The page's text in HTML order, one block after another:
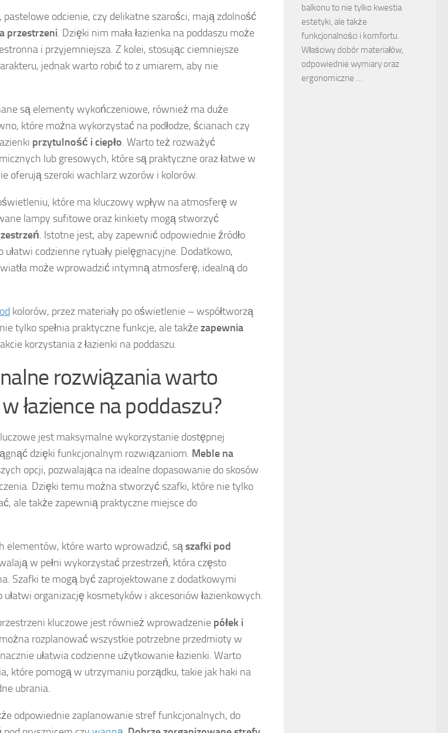
pastelowe odcienie, czy delikatne szarości, mają zdolność
przestrzeni. Dzięki nim mała łazienka na poddaszu może
i przyjemniejsza. Z kolei, stosując ciemniejsze
jednak warto robić to z umiarem, aby nie
są elementy wykończeniowe, również ma duże
które można wykorzystać na podłodze, ścianach czy
przytulność i ciepło. Warto też rozważyć
lub gresowych, które są praktyczne oraz łatwe w
oferują szeroki wachlarz wzorów i kolorów.
które ma kluczowy wpływ na atmosferę w
lampy sufitowe oraz kinkiety mogą stworzyć
. Istotne jest, aby zapewnić odpowiednie źródło
codzienne rytuały pielęgnacyjne. Dodatkowo,
może wprowadzić intymną atmosferę, idealną do
od kolorów, przez materiały po oświetlenie – współtworzą
tylko spełnia praktyczne funkcje, ale takżezapewnia
korzystania z łazienki na poddaszu.
rozwiązania warto
łazience na poddaszu?
jest maksymalne wykorzystanie dostępnej
dzięki funkcjonalnym rozwiązaniom. Meble na
opcji, pozwalająca na idealne dopasowanie do skosów
Dzięki temu można stworzyć szafki, które nie tylko
ale także zapewnią praktyczne miejsce do
elementów, które warto wprowadzić, sąszafki pod
w pełni wykorzystać przestrzeń, która często
Szafki te mogą być zaprojektowane z dodatkowymi
ułatwi organizację kosmetyków i akcesoriów łazienkowych.
kluczowe jest również wprowadzenie półek i
rozplanować wszystkie potrzebne przedmioty w
ułatwia codzienne użytkowanie łazienki. Warto
które pomogą w utrzymaniu porządku, takie jak haki na
ubrania.
odpowiednie zaplanowanie stref funkcjonalnych, do
balkonu to nie tylko kwestia
estetyki, ale także
funkcjonalności i komfortu.
Właściwy dobór materiałów,
odpowiednie wymiary oraz
ergonomiczne …